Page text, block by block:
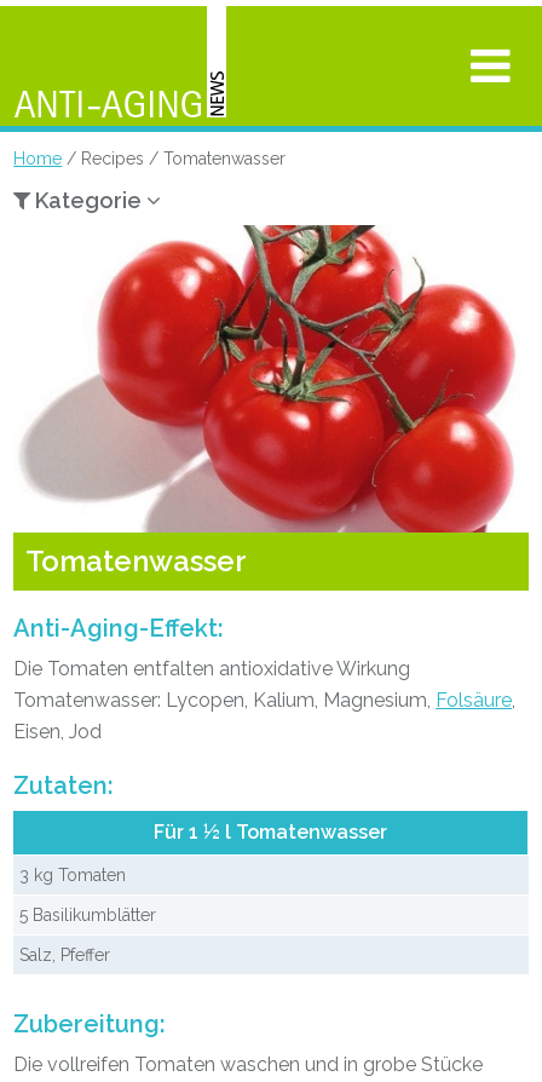
Home / Recipes / Tomatenwasser
Kategorie
Tomatenwasser
Anti-Aging-Effekt:
Die Tomaten entfalten antioxidative Wirkung
Tomatenwasser: Lycopen, Kalium, Magnesium, Folsäure,
Eisen, Jod
Zutaten:
Für 1 ½ l Tomatenwasser
3 kg Tomaten
5 Basilikumblätter
Salz, Pfeffer
Zubereitung:
Die vollreifen Tomaten waschen und in grobe Stücke